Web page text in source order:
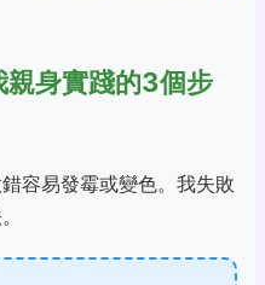
親身實踐的3個步
容易發霉或變色。我失敗